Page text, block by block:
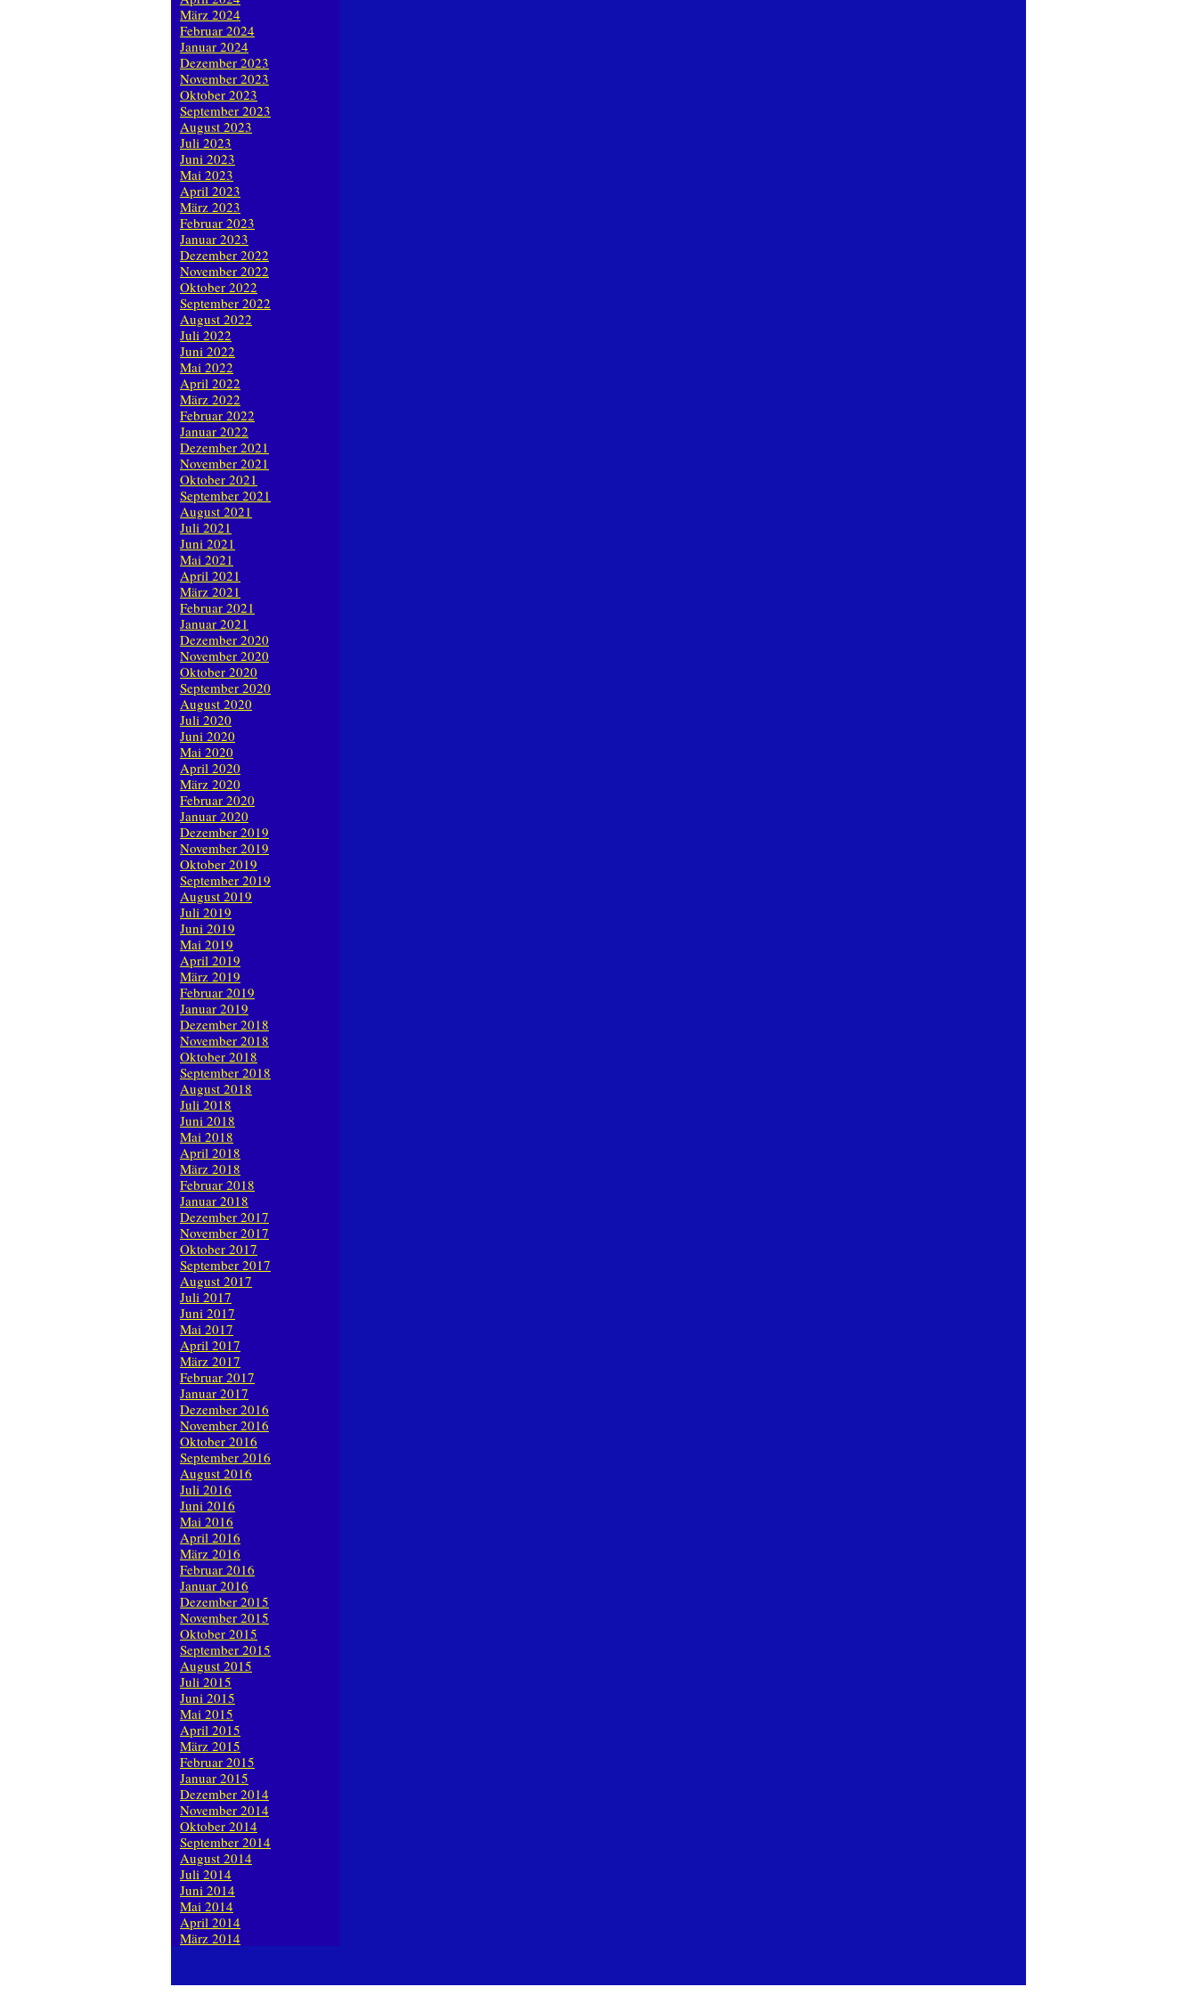
März 2024
Februar 2024
Januar 2024
Dezember 2023
November 2023
Oktober 2023
September 2023
August 2023
Juli 2023
Juni 2023
Mai 2023
April 2023
März 2023
Februar 2023
Januar 2023
Dezember 2022
November 2022
Oktober 2022
September 2022
August 2022
Juli 2022
Juni 2022
Mai 2022
April 2022
März 2022
Februar 2022
Januar 2022
Dezember 2021
November 2021
Oktober 2021
September 2021
August 2021
Juli 2021
Juni 2021
Mai 2021
April 2021
März 2021
Februar 2021
Januar 2021
Dezember 2020
November 2020
Oktober 2020
September 2020
August 2020
Juli 2020
Juni 2020
Mai 2020
April 2020
März 2020
Februar 2020
Januar 2020
Dezember 2019
November 2019
Oktober 2019
September 2019
August 2019
Juli 2019
Juni 2019
Mai 2019
April 2019
März 2019
Februar 2019
Januar 2019
Dezember 2018
November 2018
Oktober 2018
September 2018
August 2018
Juli 2018
Juni 2018
Mai 2018
April 2018
März 2018
Februar 2018
Januar 2018
Dezember 2017
November 2017
Oktober 2017
September 2017
August 2017
Juli 2017
Juni 2017
Mai 2017
April 2017
März 2017
Februar 2017
Januar 2017
Dezember 2016
November 2016
Oktober 2016
September 2016
August 2016
Juli 2016
Juni 2016
Mai 2016
April 2016
März 2016
Februar 2016
Januar 2016
Dezember 2015
November 2015
Oktober 2015
September 2015
August 2015
Juli 2015
Juni 2015
Mai 2015
April 2015
März 2015
Februar 2015
Januar 2015
Dezember 2014
November 2014
Oktober 2014
September 2014
August 2014
Juli 2014
Juni 2014
Mai 2014
April 2014
März 2014